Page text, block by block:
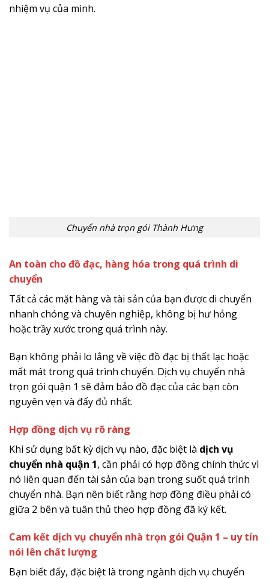
nhiệm vụ của mình.
Chuyển nhà trọn gói Thành Hưng
An toàn cho đồ đạc, hàng hóa trong quá trình di
chuyển
Tất cả các mặt hàng và tài sản của bạn được di chuyển
nhanh chóng và chuyên nghiệp, không bị hư hỏng
hoặc trầy xước trong quá trình này.
Bạn không phải lo lắng về việc đồ đạc bị thất lạc hoặc
mất mát trong quá trình chuyển. Dịch vụ chuyển nhà
trọn gói quận 1 sẽ đảm bảo đồ đạc của các bạn còn
nguyên vẹn và đẩy đủ nhất.
Hợp đồng dịch vụ rõ ràng
Khi sử dụng bất kỳ dịch vụ nào, đặc biệt là dịch vụ
chuyển nhà quận 1, cần phải có hợp đồng chính thức vì
nó liên quan đến tài sản của bạn trong suốt quá trình
chuyển nhà. Bạn nên biết rằng hơp đồng điều phải có
giữa 2 bên và tuân thủ theo hợp đồng đã ký kết.
Cam kết dịch vụ chuyển nhà trọn gói Quận 1 – uy tín
nói lên chất lượng
Bạn biết đấy, đặc biệt là trong ngành dịch vụ chuyển